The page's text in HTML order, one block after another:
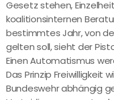
Gesetz stehen,
koalitionsinternen
bestimmtes Jahr, von
gelten soll, sieht der
Einen Automatismus
Das Prinzip Freiwilligkeit
Bundeswehr abhängig